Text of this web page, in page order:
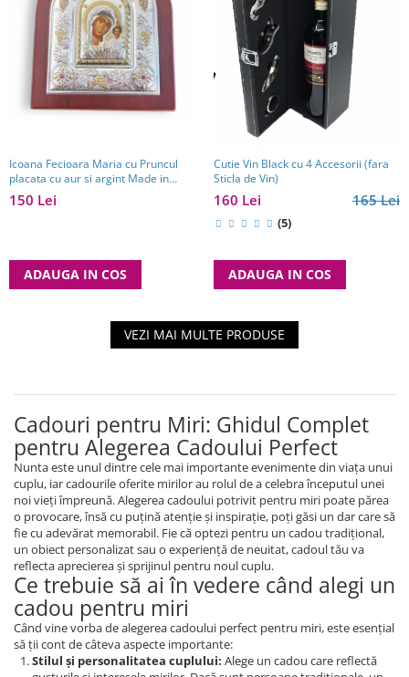
Icoana Fecioara Maria cu Pruncul
placata cu aur si argint Made in
Grecia Meteora 18 cm x 22 cm
150 Lei
ADAUGA IN COS
Cutie Vin Black cu 4 Accesorii (fara
Sticla de Vin)
165 Lei
160 Lei
(5)
ADAUGA IN COS
VEZI MAI MULTE PRODUSE
Cadouri pentru Miri: Ghidul Complet
pentru Alegerea Cadoului Perfect
Nunta este unul dintre cele mai importante evenimente din viața unui
cuplu, iar cadourile oferite mirilor au rolul de a celebra începutul unei
noi vieți împreună. Alegerea cadoului potrivit pentru miri poate părea
o provocare, însă cu puțină atenție și inspirație, poți găsi un dar care să
fie cu adevărat memorabil. Fie că optezi pentru un cadou tradițional,
un obiect personalizat sau o experiență de neuitat, cadoul tău va
reflecta aprecierea și sprijinul pentru noul cuplu.
Ce trebuie să ai în vedere când alegi un
cadou pentru miri
Când vine vorba de alegerea cadoului perfect pentru miri, este esențial
să ții cont de câteva aspecte importante:
Stilul și personalitatea cuplului: Alege un cadou care reflectă